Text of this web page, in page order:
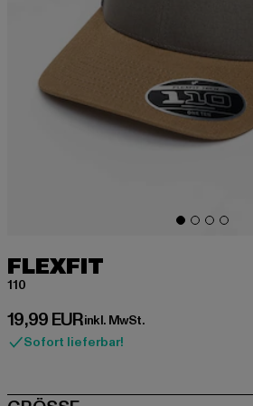
FLEXFIT
110
19,99 EUR
Derzeitiger Preis: 19,99 EUR
inkl. MwSt.
Sofort lieferbar!